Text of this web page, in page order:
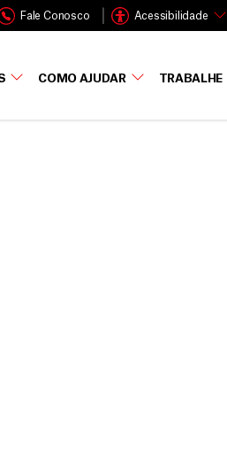
Fale Conosco Acessibilidade
COMO AJUDAR TRABALHE